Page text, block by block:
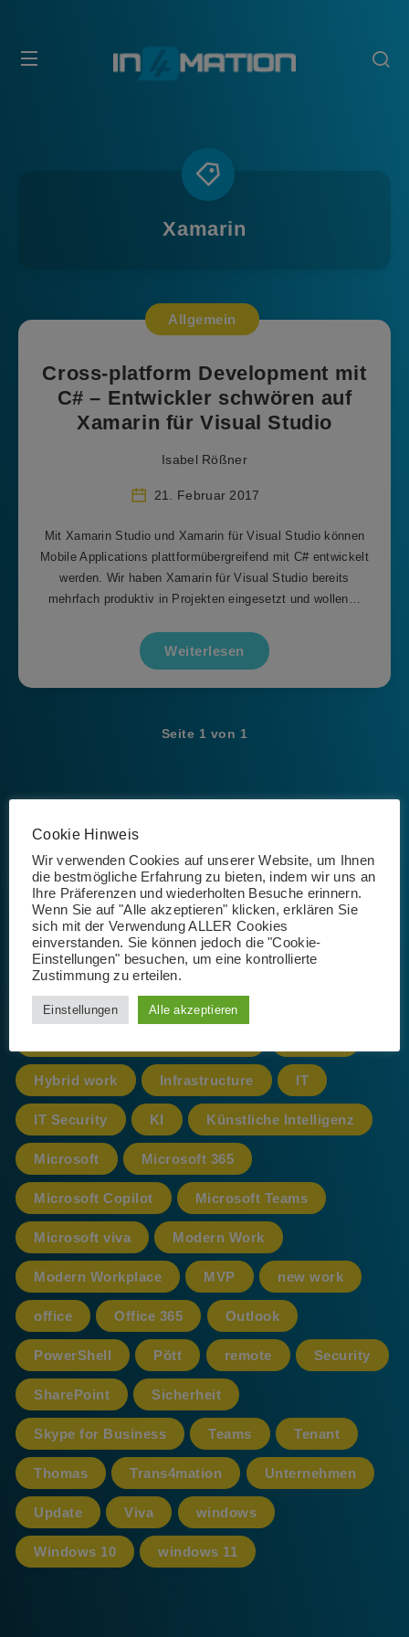
Xamarin
Allgemein
Cross-platform Development mit
C# – Entwickler schwören auf
Xamarin für Visual Studio
Isabel Rößner
21. Februar 2017
Mit Xamarin Studio und Xamarin für Visual Studio können
Mobile Applications plattformübergreifend mit C# entwickelt
werden. Wir haben Xamarin für Visual Studio bereits
mehrfach produktiv in Projekten eingesetzt und wollen…
Weiterlesen
Seite 1 von 1
365 AI App Artificial Intelligence
Azure cloud CoPilot
Datenschutz
Hybrid work Infrastructure IT
IT Security KI Künstliche Intelligenz
Microsoft Microsoft 365
Microsoft Copilot Microsoft Teams
Microsoft viva Modern Work
Modern Workplace MVP new work
office Office 365 Outlook
PowerShell Pött remote Security
SharePoint Sicherheit
Skype for Business Teams Tenant
Thomas Trans4mation Unternehmen
Update Viva windows
Windows 10 windows 11
Cookie Hinweis
Wir verwenden Cookies auf unserer Website, um Ihnen
die bestmögliche Erfahrung zu bieten, indem wir uns an
Ihre Präferenzen und wiederholten Besuche erinnern.
Wenn Sie auf "Alle akzeptieren" klicken, erklären Sie
sich mit der Verwendung ALLER Cookies
einverstanden. Sie können jedoch die "Cookie-
Einstellungen" besuchen, um eine kontrollierte
Zustimmung zu erteilen.
Einstellungen Alle akzeptieren